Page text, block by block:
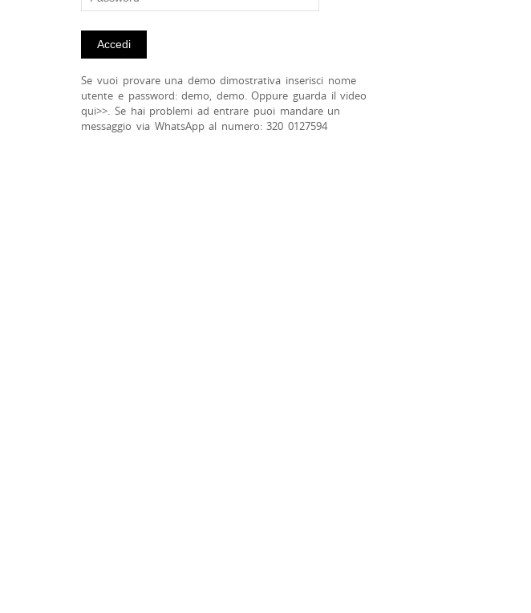
Se vuoi provare una demo dimostrativa inserisci nome
utente e password: demo, demo. Oppure guarda il video
qui>>. Se hai problemi ad entrare puoi mandare un
messaggio via WhatsApp al numero: 320 0127594